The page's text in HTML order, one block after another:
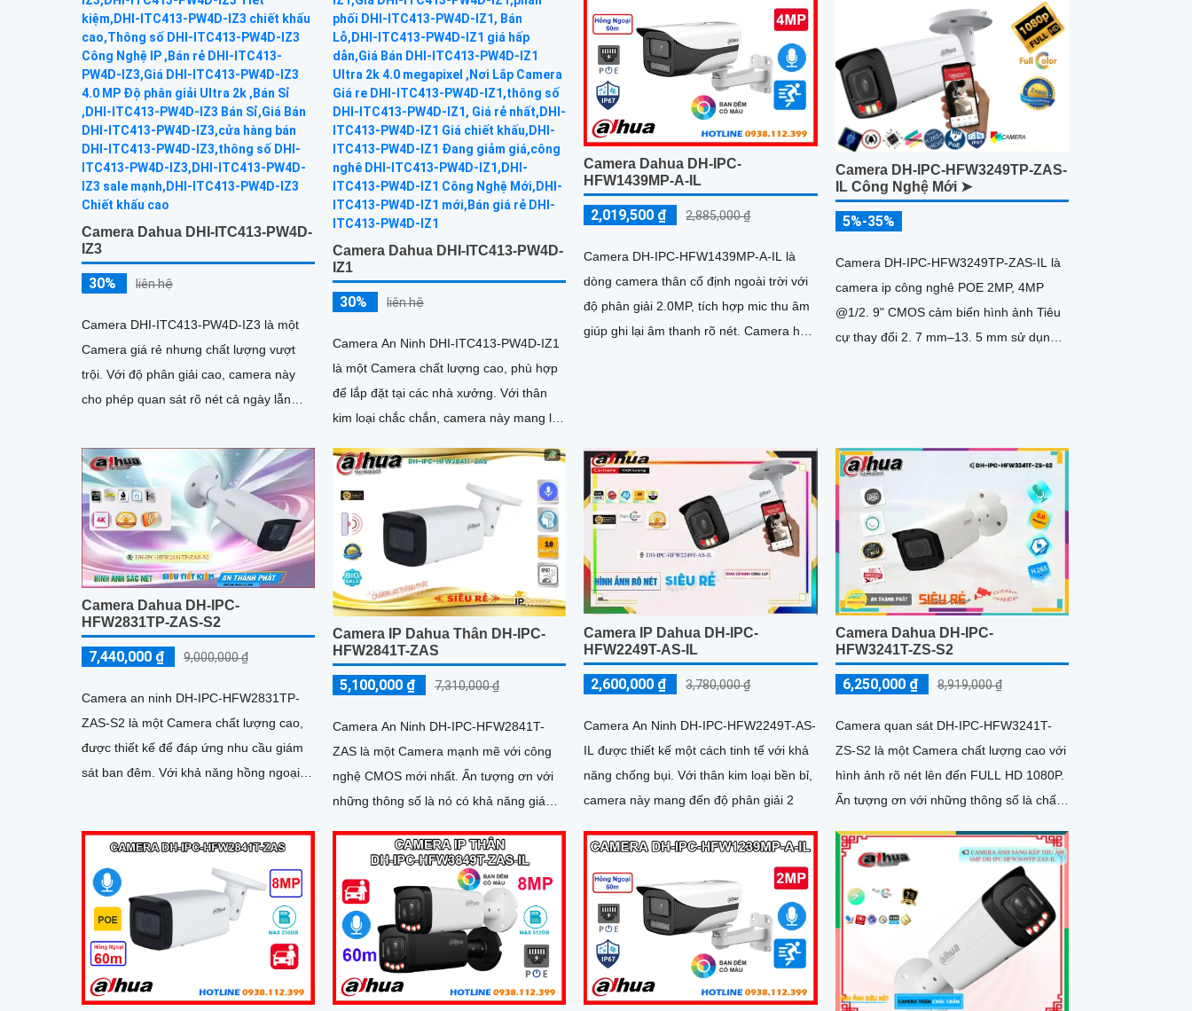
giúp giám sát an ninh hiệu quả.
Camera Dahua DHI-ITC413-PW4D-
IZ3
30% liên hệ
Camera DHI-ITC413-PW4D-IZ3 là một
Camera giá rẻ nhưng chất lượng vượt
trội. Với độ phân giải cao, camera này
cho phép quan sát rõ nét cả ngày lẫn
Camera Dahua DHI-ITC413-PW4D-
IZ1
30% liên hệ
Camera An Ninh DHI-ITC413-PW4D-IZ1
là một Camera chất lượng cao, phù hợp
để lắp đặt tại các nhà xưởng. Với thân
kim loại chắc chắn, camera này mang lại
Camera Dahua DH-IPC-
HFW1439MP-A-IL
2,019,500 ₫ 2,885,000 ₫
Camera DH-IPC-HFW1439MP-A-IL là
dòng camera thân cố định ngoài trời với
độ phân giải 2.0MP, tích hợp mic thu âm
giúp ghi lại âm thanh rõ nét. Camera hỗ
Camera DH-IPC-HFW3249TP-ZAS-
IL Công Nghệ Mới ➤
5%-35%
Camera DH-IPC-HFW3249TP-ZAS-IL là
camera ip công nghê POE 2MP, 4MP
@1/2. 9" CMOS cảm biến hình ảnh Tiêu
cự thay đổi 2. 7 mm–13. 5 mm sử dụng
Camera Dahua DH-IPC-
HFW2831TP-ZAS-S2
7,440,000 ₫ 9,000,000 ₫
Camera an ninh DH-IPC-HFW2831TP-
ZAS-S2 là một Camera chất lượng cao,
được thiết kế để đáp ứng nhu cầu giám
sát ban đêm. Với khả năng hồng ngoại
Camera IP Dahua Thân DH-IPC-
HFW2841T-ZAS
5,100,000 ₫ 7,310,000 ₫
Camera An Ninh DH-IPC-HFW2841T-
ZAS là một Camera mạnh mẽ với công
nghệ CMOS mới nhất. Ấn tượng ơn với
những thông số là nó có khả năng giám
có tầm xa lên đến 60m
Camera IP Dahua DH-IPC-
HFW2249T-AS-IL
2,600,000 ₫ 3,780,000 ₫
Camera An Ninh DH-IPC-HFW2249T-AS-
IL được thiết kế một cách tinh tế với khả
năng chống bụi. Với thân kim loại bền bỉ,
camera này mang đến độ phân giải 2
Camera Dahua DH-IPC-
HFW3241T-ZS-S2
6,250,000 ₫ 8,919,000 ₫
Camera quan sát DH-IPC-HFW3241T-
ZS-S2 là một Camera chất lượng cao với
hình ảnh rõ nét lên đến FULL HD 1080P.
Ấn tượng ơn với những thông số là chất
60m giúp quan sát hiệu quả dù trong